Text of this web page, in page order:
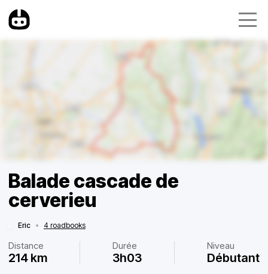
Balade cascade de
cerverieu
Eric • 4 roadbooks
Distance
214 km
Durée
3h03
Niveau
Débutant